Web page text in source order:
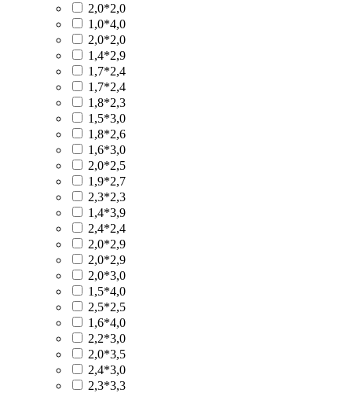
2,0*2,0
1,0*4,0
2,0*2,0
1,4*2,9
1,7*2,4
1,7*2,4
1,8*2,3
1,5*3,0
1,8*2,6
1,6*3,0
2,0*2,5
1,9*2,7
2,3*2,3
1,4*3,9
2,4*2,4
2,0*2,9
2,0*2,9
2,0*3,0
1,5*4,0
2,5*2,5
1,6*4,0
2,2*3,0
2,0*3,5
2,4*3,0
2,3*3,3